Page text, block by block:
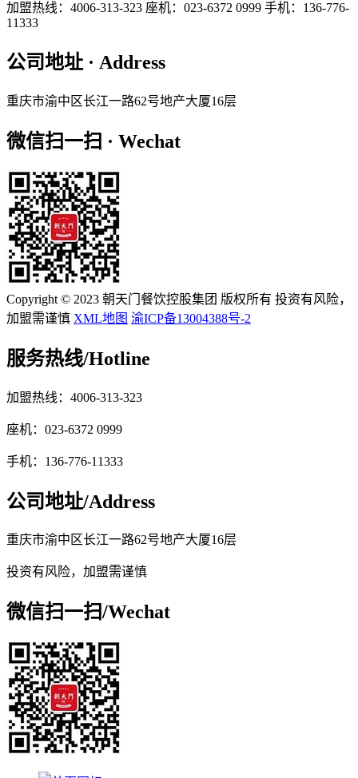
加盟热线：4006-313-323 座机：023-6372 0999 手机：136-776-
11333
公司地址 · Address
重庆市渝中区长江一路62号地产大厦16层
微信扫一扫 · Wechat
Copyright © 2023 朝天门餐饮控股集团 版权所有 投资有风险，
加盟需谨慎 XML地图 渝ICP备13004388号-2
服务热线/Hotline
加盟热线：4006-313-323
座机：023-6372 0999
手机：136-776-11333
公司地址/Address
重庆市渝中区长江一路62号地产大厦16层
投资有风险，加盟需谨慎
微信扫一扫/Wechat